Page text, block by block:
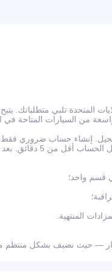
من السيارات المتاحة في
إنشاء حساب ضروري فقط
بعد التسجيل، ستتمكن من:
قسم واحد؛
المنتهية.